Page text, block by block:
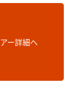
ー詳細へ